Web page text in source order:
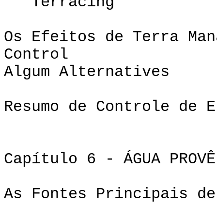
Os Efeitos de Terra
Control
Algum Alternatives
Resumo de Controle de
Capítulo 6 - ÁGUA PROVÊ
As Fontes Principais de